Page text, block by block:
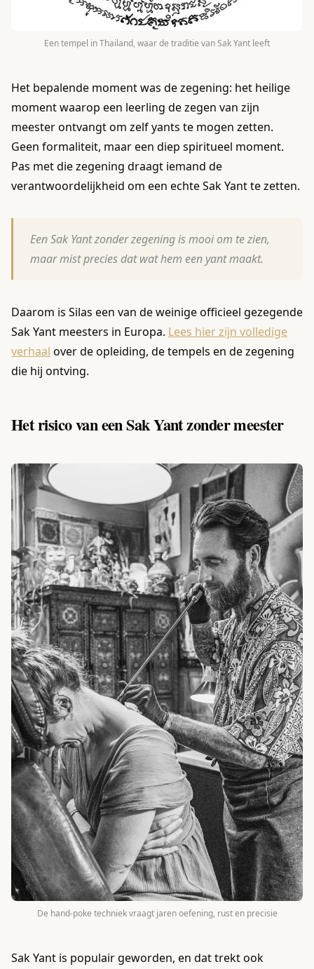
Een tempel in Thailand, waar de traditie van Sak Yant leeft
Het bepalende moment was de zegening: het heilige
moment waarop een leerling de zegen van zijn
meester ontvangt om zelf yants te mogen zetten.
Geen formaliteit, maar een diep spiritueel moment.
Pas met die zegening draagt iemand de
verantwoordelijkheid om een echte Sak Yant te zetten.
Een Sak Yant zonder zegening is mooi om te zien,
maar mist precies dat wat hem een yant maakt.
Daarom is Silas een van de weinige officieel gezegende
Sak Yant meesters in Europa. Lees hier zijn volledige
verhaal over de opleiding, de tempels en de zegening
die hij ontving.
Het risico van een Sak Yant zonder meester
De hand-poke techniek vraagt jaren oefening, rust en precisie
Sak Yant is populair geworden, en dat trekt ook